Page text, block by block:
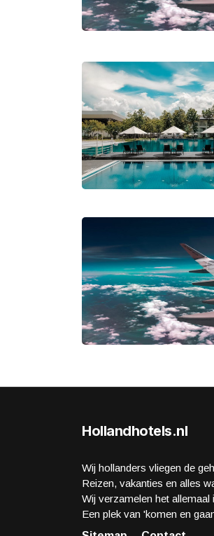
Hollandhotels.nl
Wij hollanders vliegen de
Reizen, vakanties en alles
Wij verzamelen het allemaal
Een plek van 'komen en